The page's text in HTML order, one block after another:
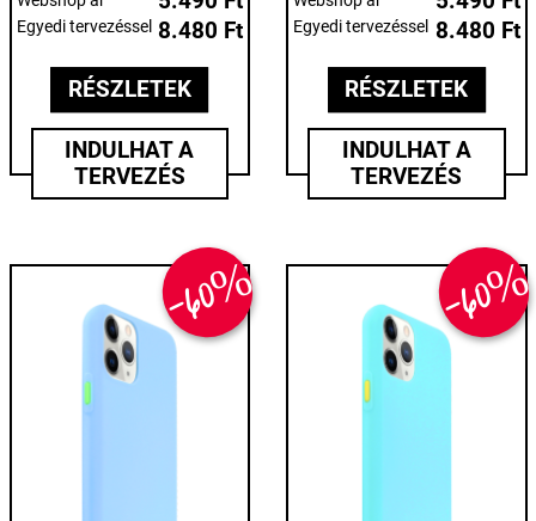
Egyedi tervezéssel 8.480 Ft
RÉSZLETEK
INDULHAT A
TERVEZÉS
Egyedi tervezéssel 8.480 Ft
RÉSZLETEK
INDULHAT A
TERVEZÉS
-60% -